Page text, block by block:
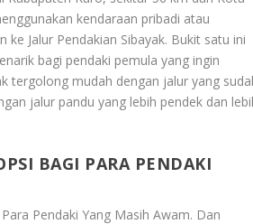
kendaraan pribadi atau
Jalur Pendakian Sibayak. Bukit satu ini
bagi pendaki pemula yang ingin
tergolong mudah dengan jalur yang
jalur pandu yang lebih pendek dan
BAGI PARA PENDAKI
Pendaki Yang Masih Awam. Dan